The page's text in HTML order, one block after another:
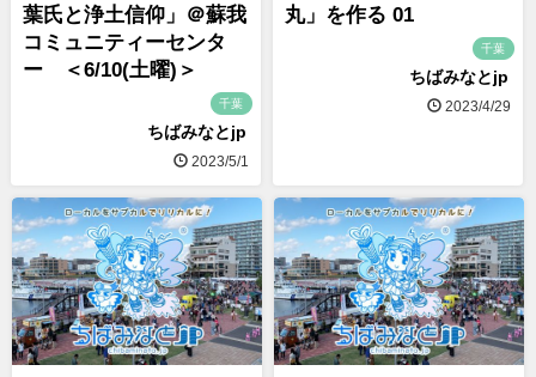
葉氏と浄土信仰」＠蘇我
コミュニティーセンタ
ー ＜6/10(土曜)＞
千葉
ちばみなとjp
2023/5/1
丸」を作る 01
千葉
ちばみなとjp
2023/4/29